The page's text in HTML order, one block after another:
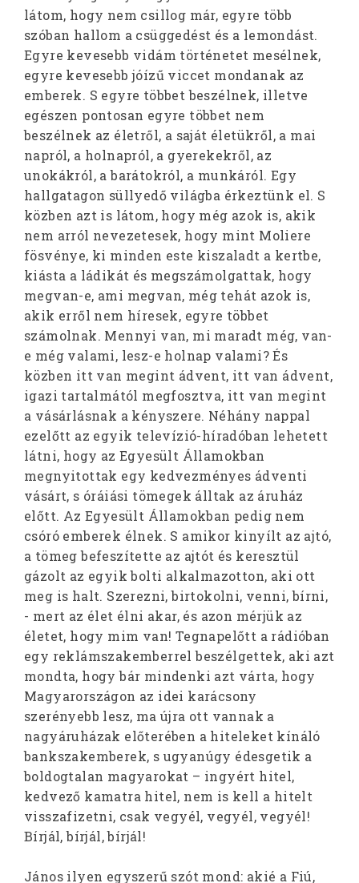
látom, hogy nem csillog már, egyre több
szóban hallom a csüggedést és a lemondást.
Egyre kevesebb vidám történetet mesélnek,
egyre kevesebb jóízű viccet mondanak az
emberek. S egyre többet beszélnek, illetve
egészen pontosan egyre többet nem
beszélnek az életről, a saját életükről, a mai
napról, a holnapról, a gyerekekről, az
unokákról, a barátokról, a munkáról. Egy
hallgatagon süllyedő világba érkeztünk el. S
közben azt is látom, hogy még azok is, akik
nem arról nevezetesek, hogy mint Moliere
fösvénye, ki minden este kiszaladt a kertbe,
kiásta a ládikát és megszámolgattak, hogy
megvan-e, ami megvan, még tehát azok is,
akik erről nem híresek, egyre többet
számolnak. Mennyi van, mi maradt még, van-
e még valami, lesz-e holnap valami? És
közben itt van megint ádvent, itt van ádvent,
igazi tartalmától megfosztva, itt van megint
a vásárlásnak a kényszere. Néhány nappal
ezelőtt az egyik televízió-híradóban lehetett
látni, hogy az Egyesült Államokban
megnyitottak egy kedvezményes ádventi
vásárt, s óráiási tömegek álltak az áruház
előtt. Az Egyesült Államokban pedig nem
csóró emberek élnek. S amikor kinyílt az ajtó,
a tömeg befeszítette az ajtót és keresztül
gázolt az egyik bolti alkalmazotton, aki ott
meg is halt. Szerezni, birtokolni, venni, bírni,
- mert az élet élni akar, és azon mérjük az
életet, hogy mim van! Tegnapelőtt a rádióban
egy reklámszakemberrel beszélgettek, aki azt
mondta, hogy bár mindenki azt várta, hogy
Magyarországon az idei karácsony
szerényebb lesz, ma újra ott vannak a
nagyáruházak előterében a hiteleket kínáló
bankszakemberek, s ugyanúgy édesgetik a
boldogtalan magyarokat – ingyért hitel,
kedvező kamatra hitel, nem is kell a hitelt
visszafizetni, csak vegyél, vegyél, vegyél!
Bírjál, bírjál, bírjál!
János ilyen egyszerű szót mond: akié a Fiú,